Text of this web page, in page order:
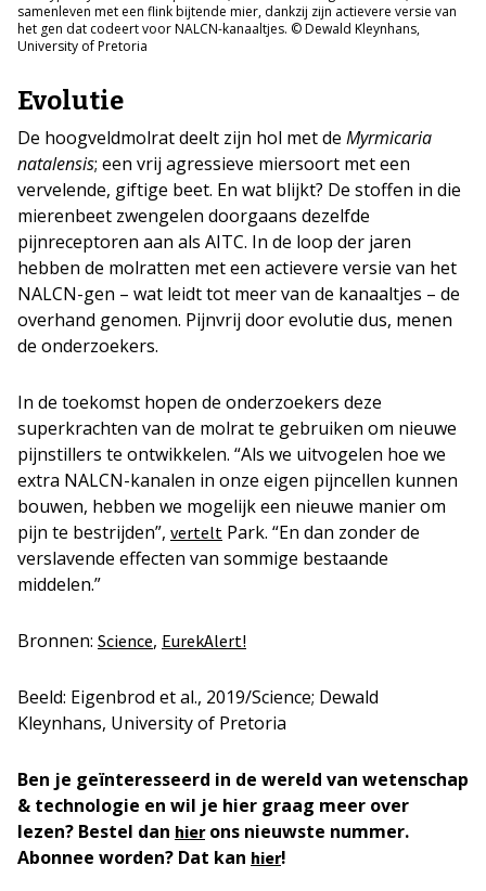
samenleven met een flink bijtende mier, dankzij zijn actievere versie van
het gen dat codeert voor NALCN-kanaaltjes. © Dewald Kleynhans,
University of Pretoria
Evolutie
De hoogveldmolrat deelt zijn hol met de Myrmicaria
natalensis; een vrij agressieve miersoort met een
vervelende, giftige beet. En wat blijkt? De stoffen in die
mierenbeet zwengelen doorgaans dezelfde
pijnreceptoren aan als AITC. In de loop der jaren
hebben de molratten met een actievere versie van het
NALCN-gen – wat leidt tot meer van de kanaaltjes – de
overhand genomen. Pijnvrij door evolutie dus, menen
de onderzoekers.
In de toekomst hopen de onderzoekers deze
superkrachten van de molrat te gebruiken om nieuwe
pijnstillers te ontwikkelen. “Als we uitvogelen hoe we
extra NALCN-kanalen in onze eigen pijncellen kunnen
bouwen, hebben we mogelijk een nieuwe manier om
pijn te bestrijden”, vertelt Park. “En dan zonder de
verslavende effecten van sommige bestaande
middelen.”
Bronnen: Science, EurekAlert!
Beeld: Eigenbrod et al., 2019/Science; Dewald
Kleynhans, University of Pretoria
Ben je geïnteresseerd in de wereld van wetenschap
& technologie en wil je hier graag meer over
lezen? Bestel dan hierons nieuwste nummer.
Abonnee worden? Dat kan hier!